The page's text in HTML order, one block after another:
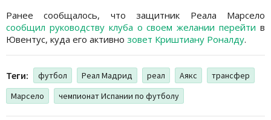
Ранее сообщалось, что защитник Реала Марсело
сообщил руководству клуба о своем желании перейти в
Ювентус, куда его активно зовет Криштиану Роналду.
Теги: футбол Реал Мадрид реал Аякс
трансфер
Марсело
чемпионат Испании по футболу